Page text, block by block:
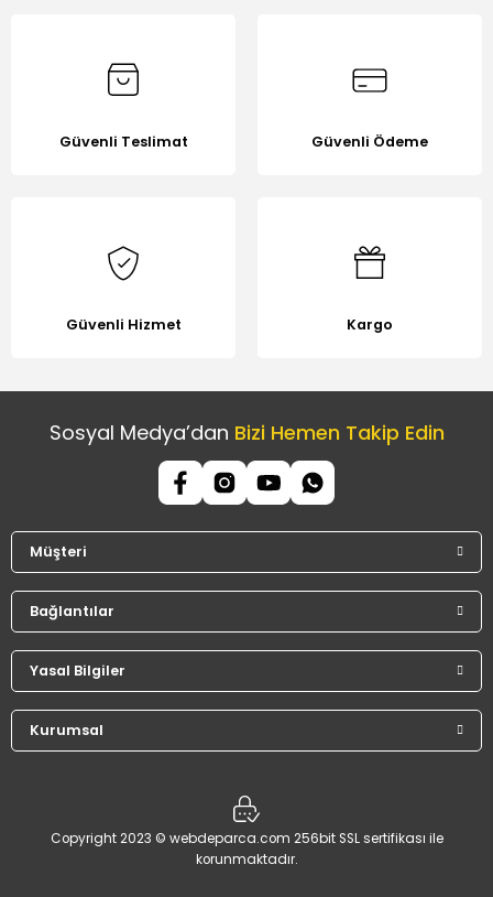
Güvenli Teslimat Güvenli Ödeme
Güvenli Hizmet Kargo
Sosyal Medya’dan Bizi Hemen Takip Edin
Müşteri
Bağlantılar
Yasal Bilgiler
Kurumsal
Copyright 2023 © webdeparca.com 256bit SSL sertifikası ile
korunmaktadır.